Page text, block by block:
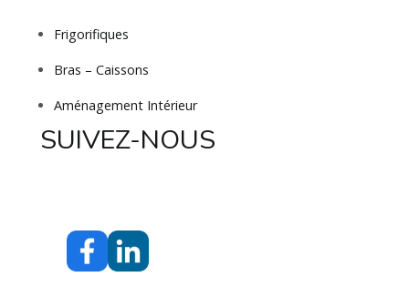
Frigorifiques
Bras – Caissons
Aménagement Intérieur
SUIVEZ-NOUS